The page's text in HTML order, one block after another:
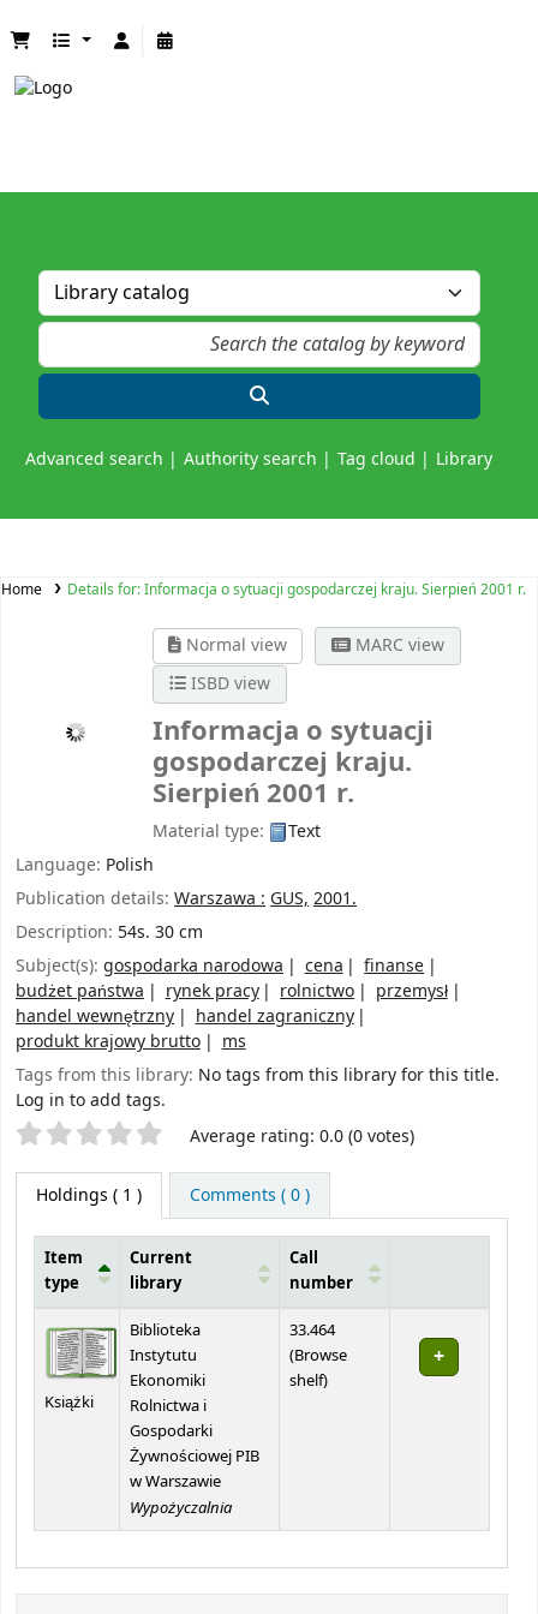
Advanced search Authority search Tag cloud Library
Home Details for:Informacja o sytuacji gospodarczej kraju. Sierpień 2001 r.
Normal view
MARC view
ISBD view
Informacja o sytuacji
gospodarczej kraju.
Sierpień 2001 r.
Material type:
Text
Language: Polish
Publication details: Warszawa : GUS, 2001.
Description: 54s. 30 cm
Subject(s): gospodarka narodowa cena
finanse
budżet państwa
rynek pracy rolnictwo
przemysł
handel wewnętrzny
handel zagraniczny
produkt krajowy brutto
ms
Tags from this library: No tags from this library for this title.
Log in to add tags.
Star ratings Average rating: 0.0 (0 votes)
Holdings ( 1 ) Comments ( 0 )
Item
type
Current
library
Call
number
Książki
Biblioteka
Instytutu
Ekonomiki
Rolnictwa i
Gospodarki
Żywnościowej PIB
w Warszawie
Wypożyczalnia
33.464
(Browse
shelf(Opens below)
)